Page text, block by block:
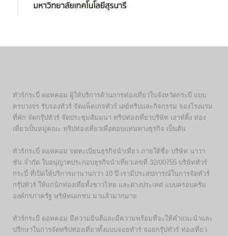
ทัวร์กระบี่ ดอทคอม ผู้ให้บริการด้านการท่องเที่ยวในจังหวัดกระบี่ แบบ
ครบวงจร รับจองทัวร์ จัดแพ็คเกจทัวร์ เดย์ทริปและกิจกรรม จองโรงแรม
ที่พัก จัดกรุ๊ปทัวร์ จัดประชุมสัมมนา ทริปท่องเที่ยวบริษัท เอาท์ติ้ง ท่อง
เที่ยวเป็นหมู่คณะ ทริปท่องเที่ยวเพื่อตอบแทนทางธุรกิจ เป็นต้น
ทัวร์กระบี่ ดอทคอม จดทะเบียนธุรกิจนำเที่ยว ภายใต้ชื่อ บริษัท นาวา
ซัน จำกัด ใบอนุญาตประกอบธุรกิจนำเที่ยวเลขที่ 32/00755 บริษัททัวร์
กระบี่ ที่เปิดให้บริการมานานกว่า 10 ปี เรามีประสปการณ์ในการจัดทัวร์
กรุ๊ปทัวร์ ให้แก่นักท่องเที่ยทั้งชาวไทย และต่างประเทศ แบบครอบครับ
องค์กรภาครัฐ ษริษัทเอกชน มาแล้วมากมาย
ทัวร์กระบี่ ดอทคอม มีความยินดีและมีความพร้อมที่จะให้คำแนะนำและ
ปรึกษาในการจัดทริปท่องเที่ยวทั้งแบบจอยทัวร์ จอยกรุ๊ปทัวร์ ท่องเที่ยว